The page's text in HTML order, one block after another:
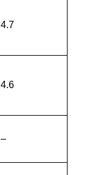
4.7
4.6
–